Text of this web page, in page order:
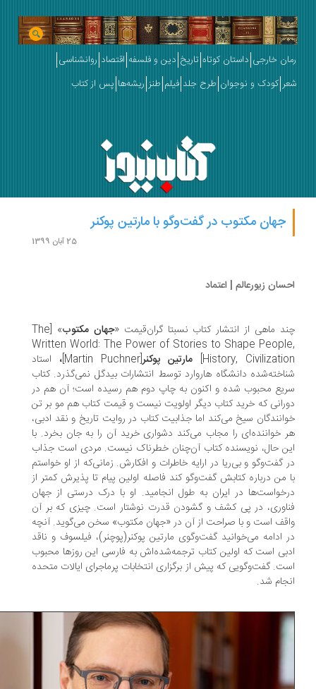
خارجی داستان کوتاه تاریخ دین و فلسفه اقتصاد روانشناسی
کودک و نوجوان طرح جلد فیلم طنز ریشه‌ها پس از کتاب
جهان مکتوب در گفت‌وگو با مارتین پوکنر
زیورعالم | اعتماد
ماهی از انتشار کتاب نسبتا گران‌قیمت «جهان مکتوب
» [The
Written World: The Power of Stories to Shape
History, مارتین پوکنر[Martin Puchner] ،استاد
دانشگاه هاروارد توسط انتشارات بیدگل نمی‌گذرد. کتاب
محبوب شده و اکنون به چاپ دوم هم رسیده است؛ آن هم در
که خرید کتاب دیگر اولویت نیست و قیمت کتاب هم مو بر تن
سیخ می‌کند اما جذابیت کتاب در روایت تاریخ و نقد ادبی،
خواننده‌ای را مجاب می‌کند دشواری خرید آن را به جان بخرد. با
حال، نویسنده کتاب آن‌چنان خطرناک نیست. مردی است جذاب
گفت‌وگو و بی‌ریا در ارایه خاطرات و افکارش. زمانی‌که از او خواستم
من درباره کتابش گفت‌وگو کند فاصله اولین پیام تا پذیرش کمتر از
در ایران به طول انجامید. او با درک درستی از جهان
در پی کشف و گشودن قدرت نوشتار است. چیزی که بر آن
است و با صراحت از آن در «جهان مکتوب» سخن می‌گوید. آنچه
ادامه می‌خوانید گفت‌وگوی مارتین پوکنر(پوچنر)، فیلسوف و ناقد
است که اولین کتاب ترجمه‌شده‌اش به فارسی این روزها محبوب
گفت‌وگویی که پیش از برگزاری انتخابات پرماجرای ایالات متحده
شد.